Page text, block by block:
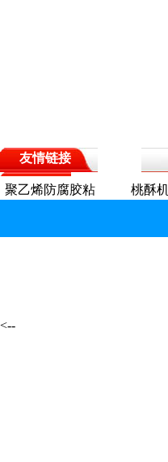
友情链接
聚乙烯防腐胶粘
桃酥
<--